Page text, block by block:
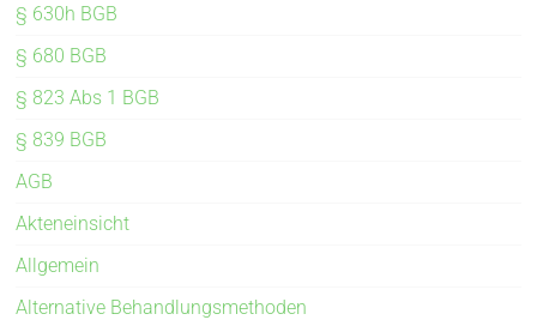
§ 630h BGB
§ 680 BGB
§ 823 Abs 1 BGB
§ 839 BGB
AGB
Akteneinsicht
Allgemein
Alternative Behandlungsmethoden